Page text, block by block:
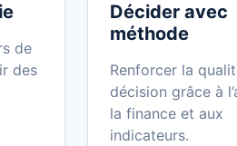
de
des
Décider avec
méthode
Renforcer la
décision grâce à
la finance et aux
indicateurs.